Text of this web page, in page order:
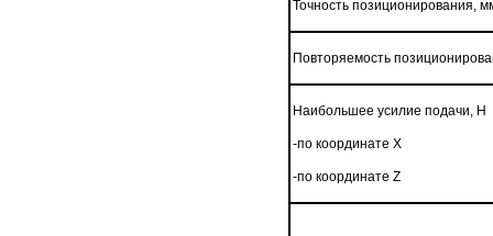
Точность позиционирования,
Повторяемость
Наибольшее усилие подачи, Н
-по координате Х
-по координате Z